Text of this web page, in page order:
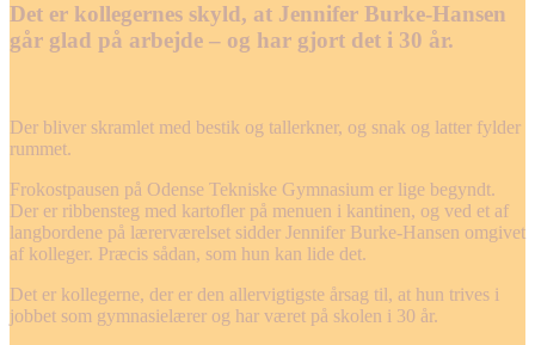
Det er kollegernes skyld, at Jennifer Burke-Hansen
går glad på arbejde – og har gjort det i 30 år.
Der bliver skramlet med bestik og tallerkner, og snak og latter fylder
rummet.
Frokostpausen på Odense Tekniske Gymnasium er lige begyndt.
Der er ribbensteg med kartofler på menuen i kantinen, og ved et af
langbordene på lærerværelset sidder Jennifer Burke-Hansen omgivet
af kolleger. Præcis sådan, som hun kan lide det.
Det er kollegerne, der er den allervigtigste årsag til, at hun trives i
jobbet som gymnasielærer og har været på skolen i 30 år.